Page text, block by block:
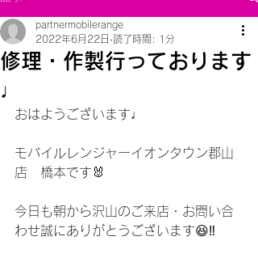
修理・作製行っております
♩
partnermobilerange
2022年6月22日 読了時間: 1分
おはようございます♩
モバイルレンジャーイオンタウン郡山
店　橋本です🐰
今日も朝から沢山のご来店・お問い合
わせ誠にありがとうございます😆‼︎